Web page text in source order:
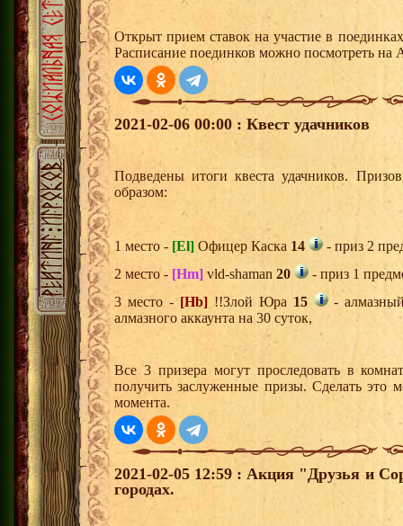
Открыт прием ставок на участие в
Расписание поединков можно посмотреть на
2021-02-06 00:00 : Квест удачников
Подведены итоги квеста удачников.
образом:
1 место - [El] Офицер Каска 14
- приз 2
2 место - [Hm] vld-shaman 20
- приз 1
3 место - [Hb]!!Злой Юра 15
-
алмазного аккаунта на 30 суток,
Все 3 призера могут проследовать в
получить заслуженные призы. Сделать это
момента.
2021-02-05 12:59 : Акция "Друзья и
городах.